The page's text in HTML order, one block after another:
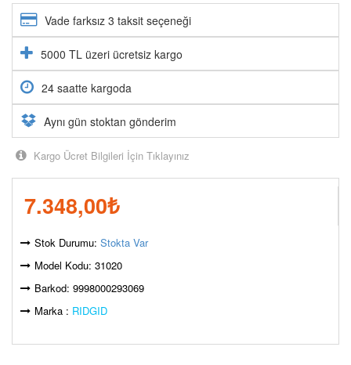
Vade farksız 3 taksit seçeneği
5000 TL üzeri ücretsiz kargo
24 saatte kargoda
Aynı gün stoktan gönderim
Kargo Ücret Bilgileri İçin Tıklayınız
7.348,00₺
Stok Durumu: Stokta Var
Model Kodu: 31020
Barkod: 9998000293069
Marka : RIDGID